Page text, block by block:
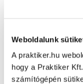
Weboldalunk
A praktiker.hu
hogy a Praktiker
számítógépén